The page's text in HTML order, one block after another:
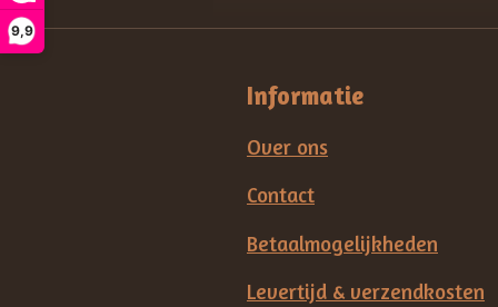
9,9
Informatie
Over ons
Contact
Betaalmogelijkheden
Levertijd & verzendkosten